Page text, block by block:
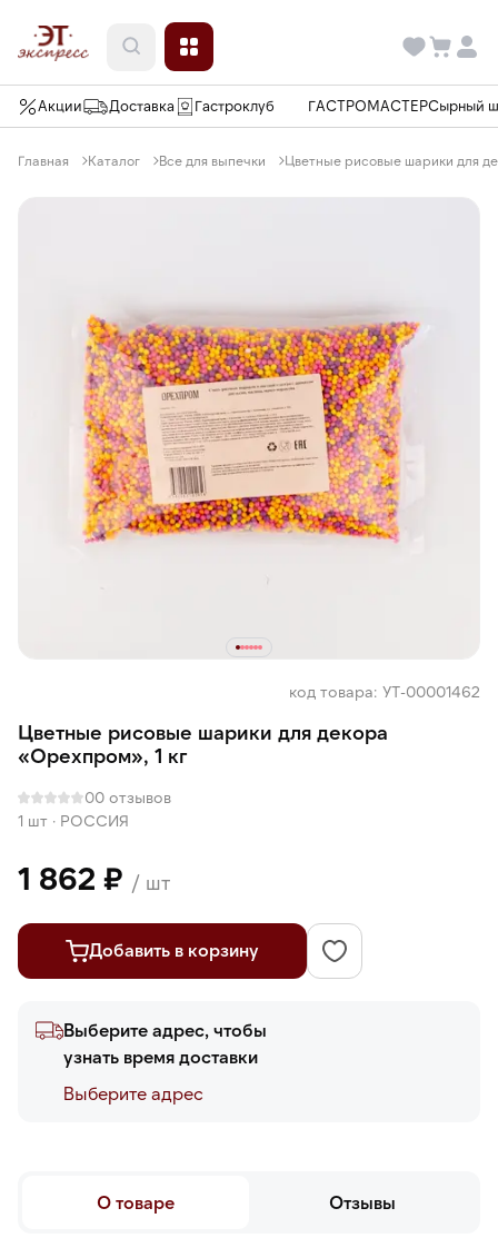
Акции Доставка Гастроклуб ГАСТРОМАСТЕРСырный
Главная Каталог Все для выпечки Цветные рисовые шарики для
код товара: УТ-00001462
Цветные рисовые шарики для декора
«Орехпром», 1 кг
00 отзывов
1 шт · РОССИЯ
1 862 ₽ / шт
Добавить в корзину
Выберите адрес, чтобы
узнать время доставки
Выберите адреc
О товаре Отзывы